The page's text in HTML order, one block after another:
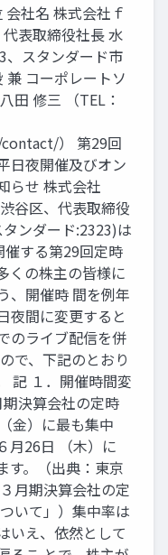
社名 株式会社ｆ
表取締役社長 水
、スタンダード市
兼 コーポレートソ
田 修三 （TEL：
） 第29回
日夜開催及びオン
らせ 株式会社
谷区、代表取締役
ンダード:2323)は
する第29回定時
くの株主の皆様に
、開催時 間を例年
夜間に変更すると
のライブ配信を併
で、下記のとおり
記 １．開催時間変
決算会社の定時
金）に最も集中
月26日 （木）に
す。（出典：東京
月期決算会社の定
いて」）集中率は
いえ、依然として